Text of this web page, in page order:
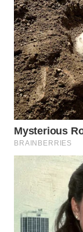
MKLI
LPKKI
LKKI
KOPEKLIN
KONSUMEN
FORWAMKI
ALPERKLINAS